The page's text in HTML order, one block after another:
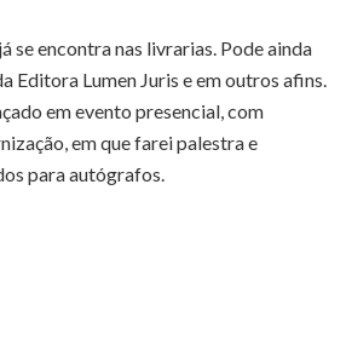
se encontra nas livrarias. Pode ainda
Editora Lumen Juris e em outros afins.
em evento presencial, com
em que farei palestra e
para autógrafos.